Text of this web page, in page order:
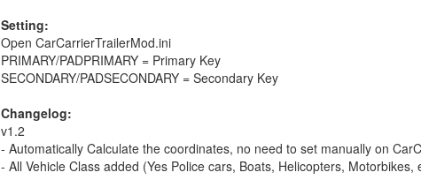
Setting:
Open CarCarrierTrailerMod.ini
PRIMARY/PADPRIMARY = Primary Key
SECONDARY/PADSECONDARY = Secondary Key
Changelog:
v1.2
- Automatically Calculate the coordinates, no need to set manually on
- All Vehicle Class added (Yes Police cars, Boats, Helicopters, Motorbikes,